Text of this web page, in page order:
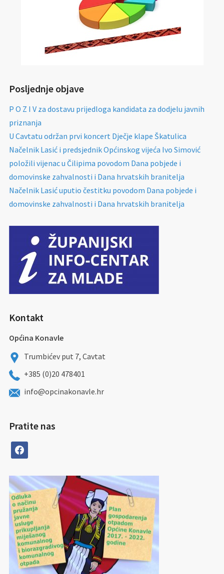
Posljednje objave
P O Z I V za dostavu prijedloga kandidata za dodjelu javnih
priznanja
U Cavtatu održan prvi koncert Dječje klape Škatulica
Načelnik Lasić i predsjednik Općinskog vijeća Ivo Simović
položili vijenac u Čilipima povodom Dana pobjede i
domovinske zahvalnosti i Dana hrvatskih branitelja
Načelnik Lasić uputio čestitku povodom Dana pobjede i
domovinske zahvalnosti i Dana hrvatskih branitelja
Kontakt
Općina Konavle
Trumbićev put 7, Cavtat
+385 (0)20 478401
info@opcinakonavle.hr
Pratite nas
facebook